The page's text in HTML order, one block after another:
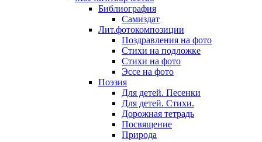
Библиография
Самиздат
Лит.фотокомпозиции
Поздравления на фото
Стихи на подложке
Стихи на фото
Эссе на фото
Поэзия
Для детей. Песенки
Для детей. Стихи.
Дорожная тетрадь
Посвящение
Природа